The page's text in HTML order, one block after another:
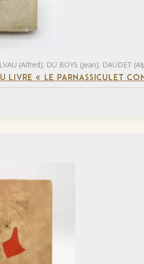
(Alfred); DU BOYS (Jean); DAUDET
LIVRE « LE PARNASSICULET